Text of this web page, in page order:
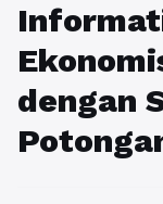
dengan